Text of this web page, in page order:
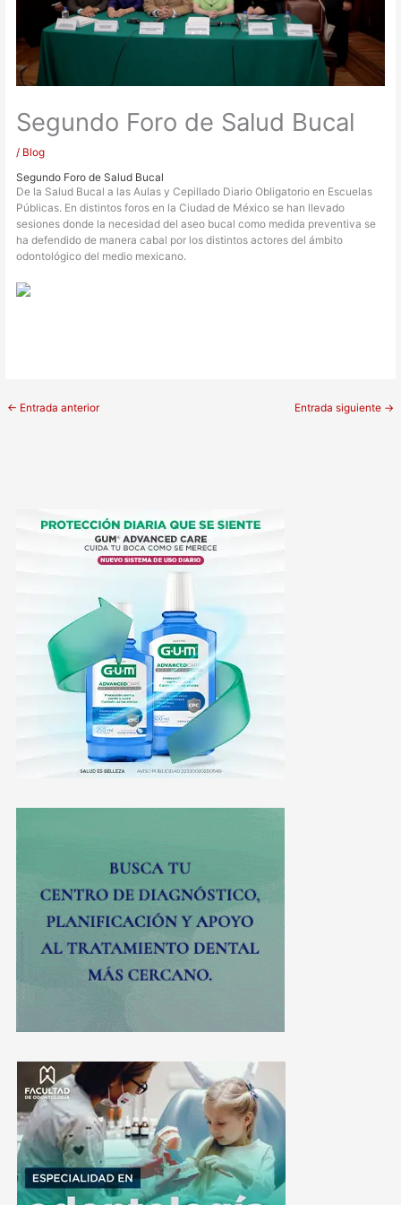
Segundo Foro de Salud Bucal
/ Blog
Segundo Foro de Salud Bucal
De la Salud Bucal a las Aulas y Cepillado Diario Obligatorio en Escuelas
Públicas. En distintos foros en la Ciudad de México se han llevado
sesiones donde la necesidad del aseo bucal como medida preventiva se
ha defendido de manera cabal por los distintos actores del ámbito
odontológico del medio mexicano.
← Entrada anterior Entrada siguiente →